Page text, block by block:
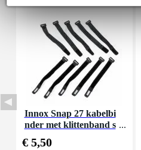
Innox Snap 27 kabelbi
nder met klittenband s
€ 5,50